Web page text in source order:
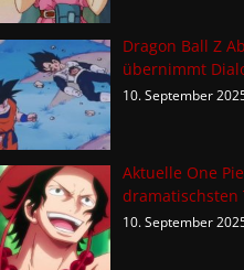
Dragon Ball Z
übernimmt
10. September
Aktuelle One
dramatischsten
10. September